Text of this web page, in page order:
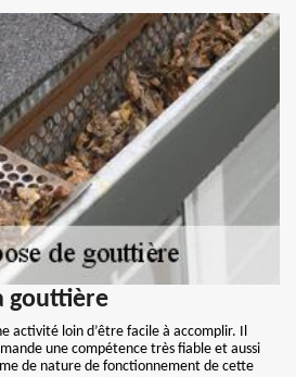
gouttière
activité loin d’être facile à accomplir. Il
une compétence très fiable et aussi
de nature de fonctionnement de cette